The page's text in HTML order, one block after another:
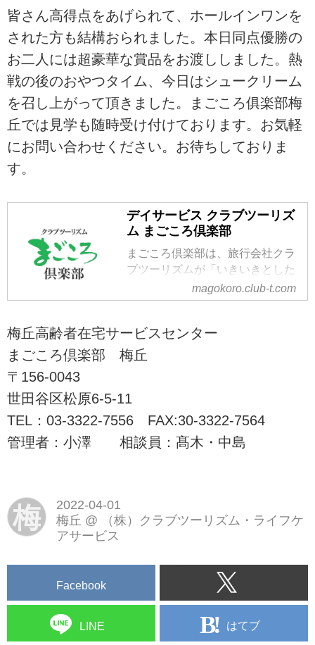
皆さん高得点をあげられて、ホールインワンを
された方も結構おられました。本日同点優勝の
お二人には超豪華な賞品をお渡ししました。熱
戦の後のおやつタイム、今日はシュークリーム
を召し上がって頂きました。まごころ俱楽部梅
丘では見学も随時受け付けております。お気軽
にお問い合わせください。お待ちしておりま
す。
デイサービス クラブツーリズ
ム まごころ倶楽部
まごころ倶楽部は、旅行会社クラ
ブツーリズムが「いきいきとした
高齢者文化の創造」の実践とし
て、夢や生きがいをあきらめて欲
いる介護施設です。株式会社クラ
ブツーリズム・ライフケアサービ
を展開しています。
magokoro.club-t.com
梅丘高齢者在宅サービスセンター
まごころ倶楽部 梅丘
〒156-0043
世田谷区松原6-5-11
TEL：03-3322-7556 FAX:30-3322-7564
管理者：小澤 相談員：髙木・中島
梅
2022-04-01
梅丘 @
（株）クラブツーリズム・ライフケ
アサービス
Facebook
LINE はてブ